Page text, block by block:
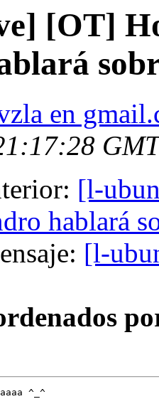
[OT]
en
[l-
hablará
[l-
^_^